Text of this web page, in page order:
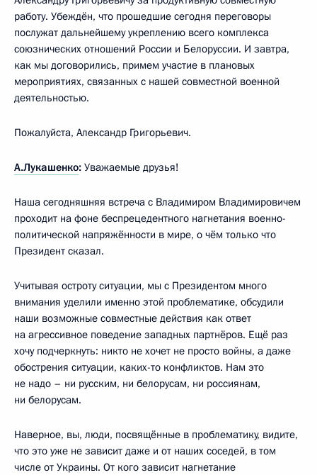
работу. Убеждён, что прошедшие сегодня переговоры
послужат дальнейшему укреплению всего комплекса
союзнических отношений России и Белоруссии. И завтра,
как мы договорились, примем участие в плановых
мероприятиях, связанных с нашей совместной военной
деятельностью.
Пожалуйста, Александр Григорьевич.
А.Лукашенко: Уважаемые друзья!
Наша сегодняшняя встреча с Владимиром Владимировичем
проходит на фоне беспрецедентного нагнетания военно-
политической напряжённости в мире, о чём только что
Президент сказал.
Учитывая остроту ситуации, мы с Президентом много
внимания уделили именно этой проблематике, обсудили
наши возможные совместные действия как ответ
на агрессивное поведение западных партнёров. Ещё раз
хочу подчеркнуть: никто не хочет не просто войны, а даже
обострения ситуации, каких-то конфликтов. Нам это
не надо – ни русским, ни белорусам, ни россиянам,
ни белорусам.
Наверное, вы, люди, посвящённые в проблематику, видите,
что это уже не зависит даже и от наших соседей, в том
числе от Украины. От кого зависит нагнетание